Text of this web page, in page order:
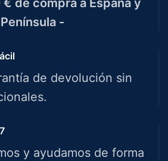
€ de compra a España y
-
de devolución sin
y ayudamos de forma